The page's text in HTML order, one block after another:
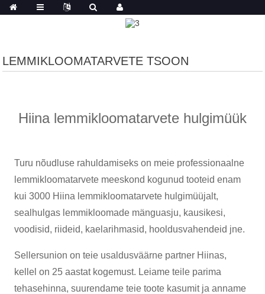
LEMMIKLOOMATARVETE TSOON
Hiina lemmikloomatarvete hulgimüük
Turu nõudluse rahuldamiseks on meie professionaalne
lemmikloomatarvete meeskond kogunud tooteid enam
kui 3000 Hiina lemmikloomatarvete hulgimüüjalt,
sealhulgas lemmikloomade mänguasju, kausikesi,
voodisid, riideid, kaelarihmasid, hooldusvahendeid jne.
Sellersunion on teie usaldusväärne partner Hiinas,
kellel on 25 aastat kogemust. Leiame teile parima
tehasehinna, suurendame teie toote kasumit ja anname